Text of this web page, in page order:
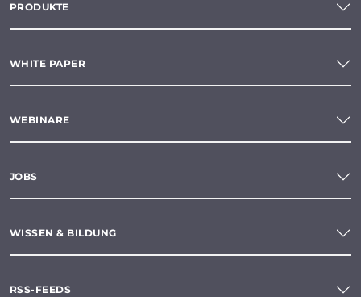
PRODUKTE
WHITE PAPER
WEBINARE
JOBS
WISSEN & BILDUNG
RSS-FEEDS